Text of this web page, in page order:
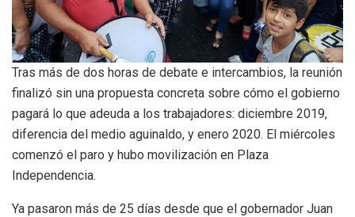
Tras más de dos horas de debate e intercambios, la reunión
finalizó sin una propuesta concreta sobre cómo el gobierno
pagará lo que adeuda a los trabajadores: diciembre 2019,
diferencia del medio aguinaldo, y enero 2020. El miércoles
comenzó el paro y hubo movilización en Plaza
Independencia.
Ya pasaron más de 25 días desde que el gobernador Juan